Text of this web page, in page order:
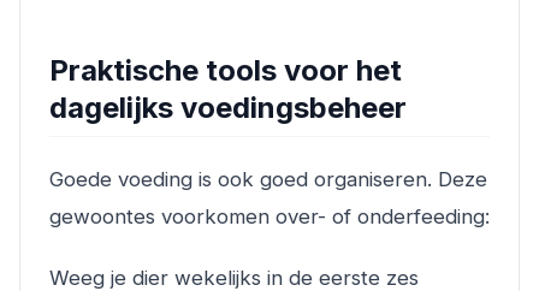
Praktische tools voor het
dagelijks voedingsbeheer
Goede voeding is ook goed organiseren. Deze
gewoontes voorkomen over- of onderfeeding:
Weeg je dier wekelijks in de eerste zes